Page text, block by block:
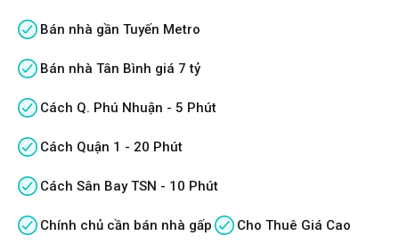
Bán nhà gần Tuyến Metro
Bán nhà Tân Bình giá 7 tỷ
Cách Q. Phú Nhuận - 5 Phút
Cách Quận 1 - 20 Phút
Cách Sân Bay TSN - 10 Phút
Chính chủ cần bán nhà gấp Cho Thuê Giá Cao